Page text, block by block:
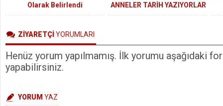
Olarak Belirlendi
ANNELER TARİH YAZIYORLAR
ZİYARETÇİYORUMLARI
Henüz yorum yapılmamış. İlk yorumu aşağıdaki
yapabilirsiniz.
YORUM YAZ